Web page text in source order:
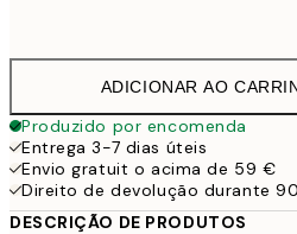
ADICIONAR AO
Produzido por encomenda
Entrega 3-7 dias úteis
Envio gratuit o acima de 59 €
Direito de devolução durante
DESCRIÇÃO DE PRODUTOS